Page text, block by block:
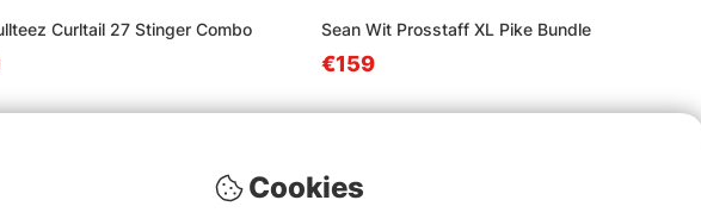
Curltail 27 Stinger Combo Sean Wit Prosstaff XL Pike Bundle
€159
Cookies